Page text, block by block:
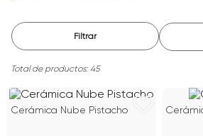
Filtrar
45
Cerámica Nube Pistacho